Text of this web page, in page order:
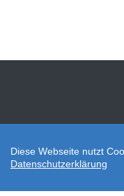
Diese Webseite nutzt
Datenschutzerklärung